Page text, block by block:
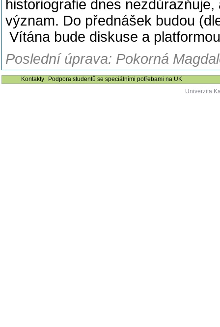
historiografie dnes
význam. Do přednášek budou
Vítána bude diskuse a
Poslední úprava: Pokorná
Kontakty
Podpora studentů se speciálními potřebami na UK
Univerzita